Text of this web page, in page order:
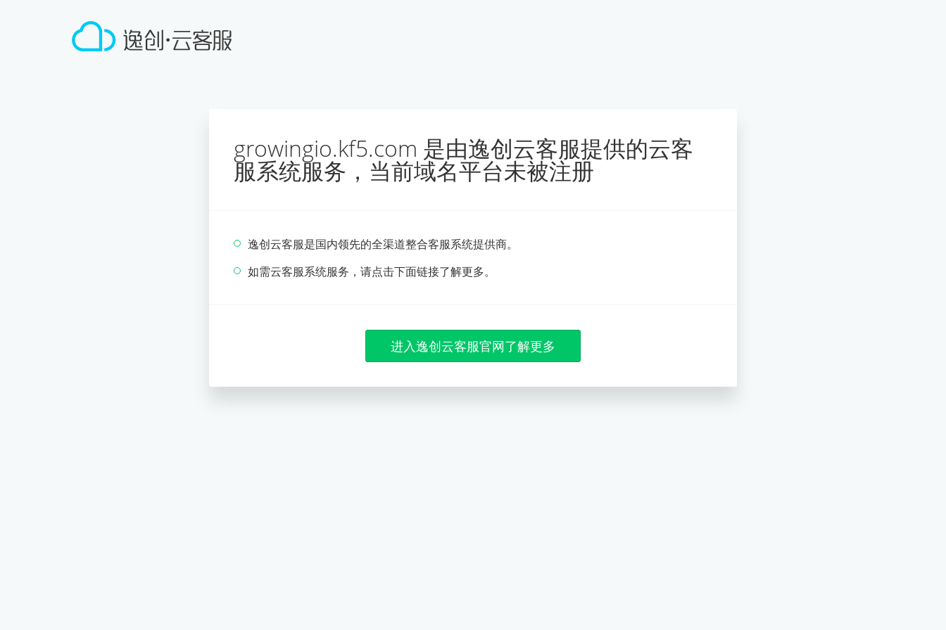
growingio.kf5.com 是由逸创云客服提供的云客
服系统服务，当前域名平台未被注册
逸创云客服是国内领先的全渠道整合客服系统提供商。
如需云客服系统服务，请点击下面链接了解更多。
进入逸创云客服官网了解更多